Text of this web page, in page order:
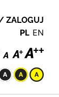
ZALOGUJ
PL EN